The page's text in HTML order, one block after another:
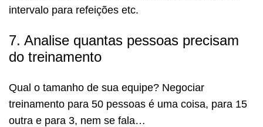
intervalo para refeições etc.
7. Analise quantas pessoas precisam
do treinamento
Qual o tamanho de sua equipe? Negociar
treinamento para 50 pessoas é uma coisa, para 15
outra e para 3, nem se fala…